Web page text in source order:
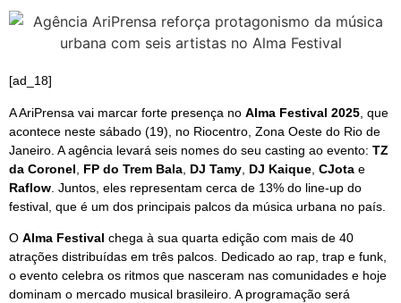
[ad_18]
A AriPrensa vai marcar forte presença no Alma Festival 2025 , que
acontece neste sábado (19), no Riocentro, Zona Oeste do Rio de
Janeiro. A agência levará seis nomes do seu casting ao evento: TZ
da Coronel
FP do Trem Bala DJ Tamy DJ Kaique CJota e
Raflow . Juntos, eles representam cerca de 13% do line-up do
festival, que é um dos principais palcos da música urbana no país.
O Alma Festival chega à sua quarta edição com mais de 40
atrações distribuídas em três palcos. Dedicado ao rap, trap e funk,
o evento celebra os ritmos que nasceram nas comunidades e hoje
dominam o mercado musical brasileiro. A programação será